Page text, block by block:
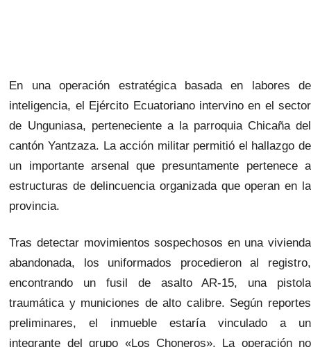
En una operación estratégica basada en labores de
inteligencia, el Ejército Ecuatoriano intervino en el sector
de Unguniasa, perteneciente a la parroquia Chicaña del
cantón Yantzaza. La acción militar permitió el hallazgo de
un importante arsenal que presuntamente pertenece a
estructuras de delincuencia organizada que operan en la
provincia.
Tras detectar movimientos sospechosos en una vivienda
abandonada, los uniformados procedieron al registro,
encontrando un fusil de asalto AR-15, una pistola
traumática y municiones de alto calibre. Según reportes
preliminares, el inmueble estaría vinculado a un
integrante del grupo «Los Choneros». La operación no